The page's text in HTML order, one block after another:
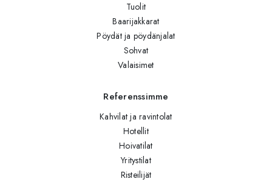
Tuolit
Baarijakkarat
Pöydät ja pöydänjalat
Sohvat
Valaisimet
Referenssimme
Kahvilat ja ravintolat
Hotellit
Hoivatilat
Yritystilat
Risteilijät